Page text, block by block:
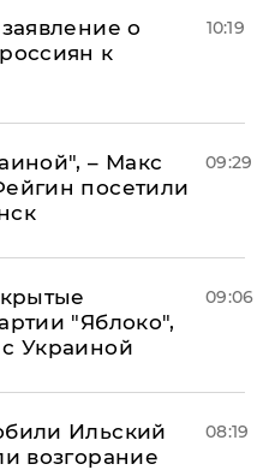
о
к
10:19
– Макс
посетили
09:29
"Яблоко",
Украиной
09:06
Ильский
возгорание
08:19